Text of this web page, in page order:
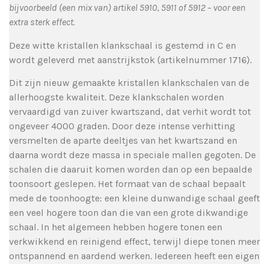
bijvoorbeeld (een mix van) artikel 5910, 5911 of 5912 – voor een
extra sterk effect.
Deze witte kristallen klankschaal is gestemd in C en
wordt geleverd met aanstrijkstok (artikelnummer 1716).
Dit zijn nieuw gemaakte kristallen klankschalen van de
allerhoogste kwaliteit. Deze klankschalen worden
vervaardigd van zuiver kwartszand, dat verhit wordt tot
ongeveer 4000 graden. Door deze intense verhitting
versmelten de aparte deeltjes van het kwartszand en
daarna wordt deze massa in speciale mallen gegoten. De
schalen die daaruit komen worden dan op een bepaalde
toonsoort geslepen. Het formaat van de schaal bepaalt
mede de toonhoogte: een kleine dunwandige schaal geeft
een veel hogere toon dan die van een grote dikwandige
schaal. In het algemeen hebben hogere tonen een
verkwikkend en reinigend effect, terwijl diepe tonen meer
ontspannend en aardend werken. Iedereen heeft een eigen